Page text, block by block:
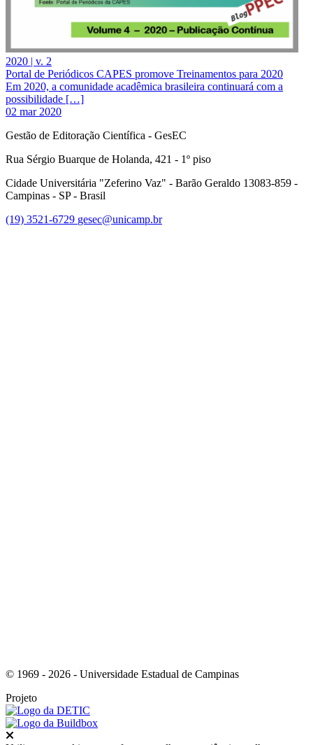
2020 | v. 2
Portal de Periódicos CAPES promove Treinamentos para 2020
Em 2020, a comunidade acadêmica brasileira continuará com a
possibilidade […]
02 mar 2020
Gestão de Editoração Científica - GesEC
Rua Sérgio Buarque de Holanda, 421 - 1º piso
Cidade Universitária "Zeferino Vaz" - Barão Geraldo 13083-859 -
Campinas - SP - Brasil
(19) 3521-6729 gesec@unicamp.br
© 1969 - 2026 - Universidade Estadual de Campinas
Projeto